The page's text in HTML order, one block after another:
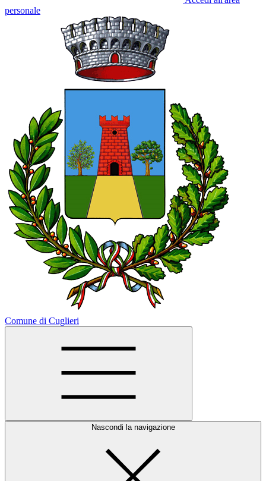
personale
Comune di Cuglieri
Nascondi la navigazione